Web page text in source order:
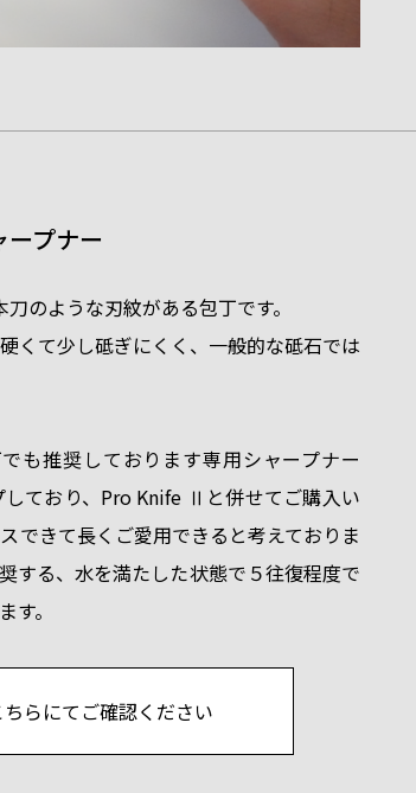
プナー
のような刃紋がある包丁です。
くて少し砥ぎにくく、一般的な砥石では
も推奨しております専用シャープナー
しており、Pro Knife Ⅱと併せてご購入い
できて長くご愛用できると考えておりま
する、水を満たした状態で５往復程度で
。
らにてご確認ください